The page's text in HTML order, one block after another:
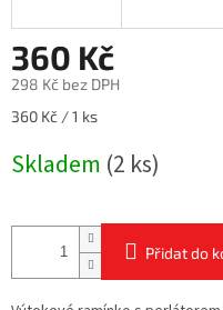
360 Kč
298 Kč bez DPH
Měrná
360 Kč / 1 ks
Skladem (2 ks)
Přidat do